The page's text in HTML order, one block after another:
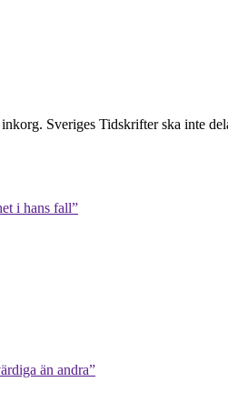
Sveriges Tidskrifter ska inte
i hans fall”
än andra”